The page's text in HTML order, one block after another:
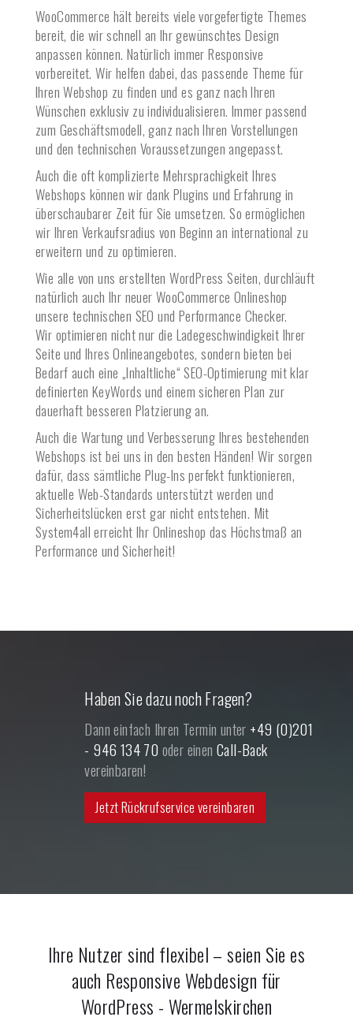
WooCommerce hält bereits viele vorgefertigte Themes
bereit, die wir schnell an Ihr gewünschtes Design
anpassen können. Natürlich immer Responsive
vorbereitet. Wir helfen dabei, das passende Theme für
Ihren Webshop zu finden und es ganz nach Ihren
Wünschen exklusiv zu individualisieren. Immer passend
zum Geschäftsmodell, ganz nach Ihren Vorstellungen
und den technischen Voraussetzungen angepasst.
Auch die oft komplizierte Mehrsprachigkeit Ihres
Webshops können wir dank Plugins und Erfahrung in
überschaubarer Zeit für Sie umsetzen. So ermöglichen
wir Ihren Verkaufsradius von Beginn an international zu
erweitern und zu optimieren.
Wie alle von uns erstellten WordPress Seiten, durchläuft
natürlich auch Ihr neuer WooCommerce Onlineshop
unsere technischen SEO und Performance Checker.
Wir optimieren nicht nur die Ladegeschwindigkeit Ihrer
Seite und Ihres Onlineangebotes, sondern bieten bei
Bedarf auch eine „Inhaltliche“ SEO-Optimierung mit klar
definierten KeyWords und einem sicheren Plan zur
dauerhaft besseren Platzierung an.
Auch die Wartung und Verbesserung Ihres bestehenden
Webshops ist bei uns in den besten Händen! Wir sorgen
dafür, dass sämtliche Plug-Ins perfekt funktionieren,
aktuelle Web-Standards unterstützt werden und
Sicherheitslücken erst gar nicht entstehen. Mit
System4all erreicht Ihr Onlineshop das Höchstmaß an
Performance und Sicherheit!
Haben Sie dazu noch Fragen?
Dann einfach Ihren Termin unter +49 (0)201
- 946 134 70 oder einen Call-Back
vereinbaren!
Jetzt Rückrufservice vereinbaren
Ihre Nutzer sind flexibel – seien Sie es
auch Responsive Webdesign für
WordPress - Wermelskirchen